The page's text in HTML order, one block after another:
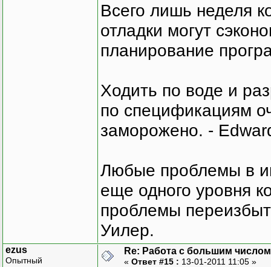
Всего лишь неделя
отладки могут
планирование
Ходить по воде и
по спецификациям
заморожено. -
Любые проблемы в
еще одного уровня
проблемы
Уилер.
ezus
Опытный
Re: Работа с большим
« Ответ #15 : 13-01-2011 11:05 »